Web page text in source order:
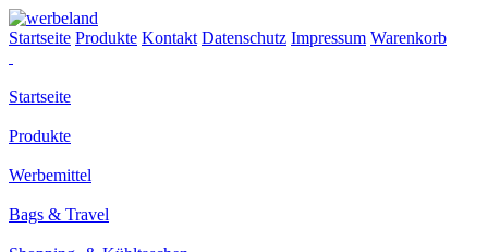
Startseite Produkte Kontakt Datenschutz Impressum Warenkorb
Startseite
Produkte
Werbemittel
Bags & Travel